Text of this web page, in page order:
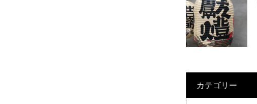
カテゴリー